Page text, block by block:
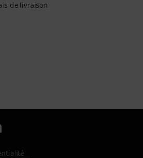
de livraison